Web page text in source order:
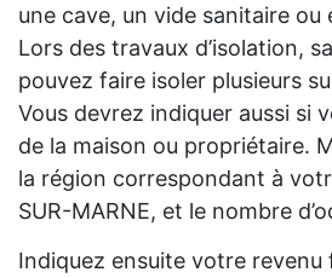
une cave, un vide sanitaire ou
Lors des travaux d’isolation,
pouvez faire isoler plusieurs
Vous devrez indiquer aussi si
de la maison ou propriétaire.
la région correspondant à
SUR-MARNE, et le nombre
Indiquez ensuite votre revenu